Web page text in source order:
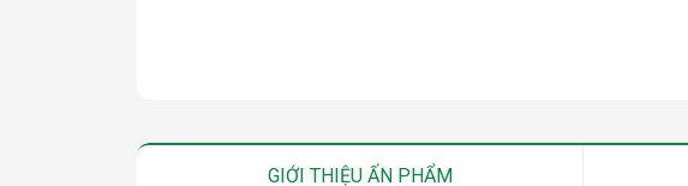
GIỚI THIỆU ẤN PHẨM